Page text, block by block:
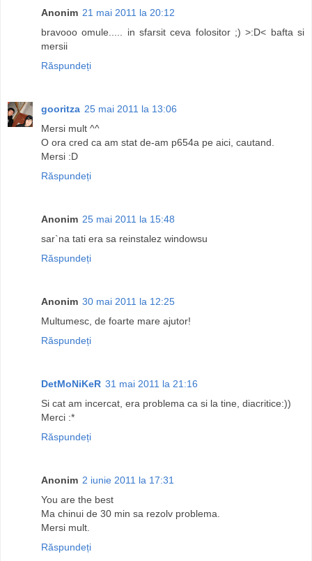
Anonim 21 mai 2011 la 20:12
bravooo omule..... in sfarsit ceva folositor ;) >:D< bafta si
mersii
Răspundeți
gooritza 25 mai 2011 la 13:06
Mersi mult ^^
O ora cred ca am stat de-am p654a pe aici, cautand.
Mersi :D
Răspundeți
Anonim 25 mai 2011 la 15:48
sar`na tati era sa reinstalez windowsu
Răspundeți
Anonim 30 mai 2011 la 12:25
Multumesc, de foarte mare ajutor!
Răspundeți
DetMoNiKeR 31 mai 2011 la 21:16
Si cat am incercat, era problema ca si la tine, diacritice:))
Merci :*
Răspundeți
Anonim 2 iunie 2011 la 17:31
You are the best
Ma chinui de 30 min sa rezolv problema.
Mersi mult.
Răspundeți